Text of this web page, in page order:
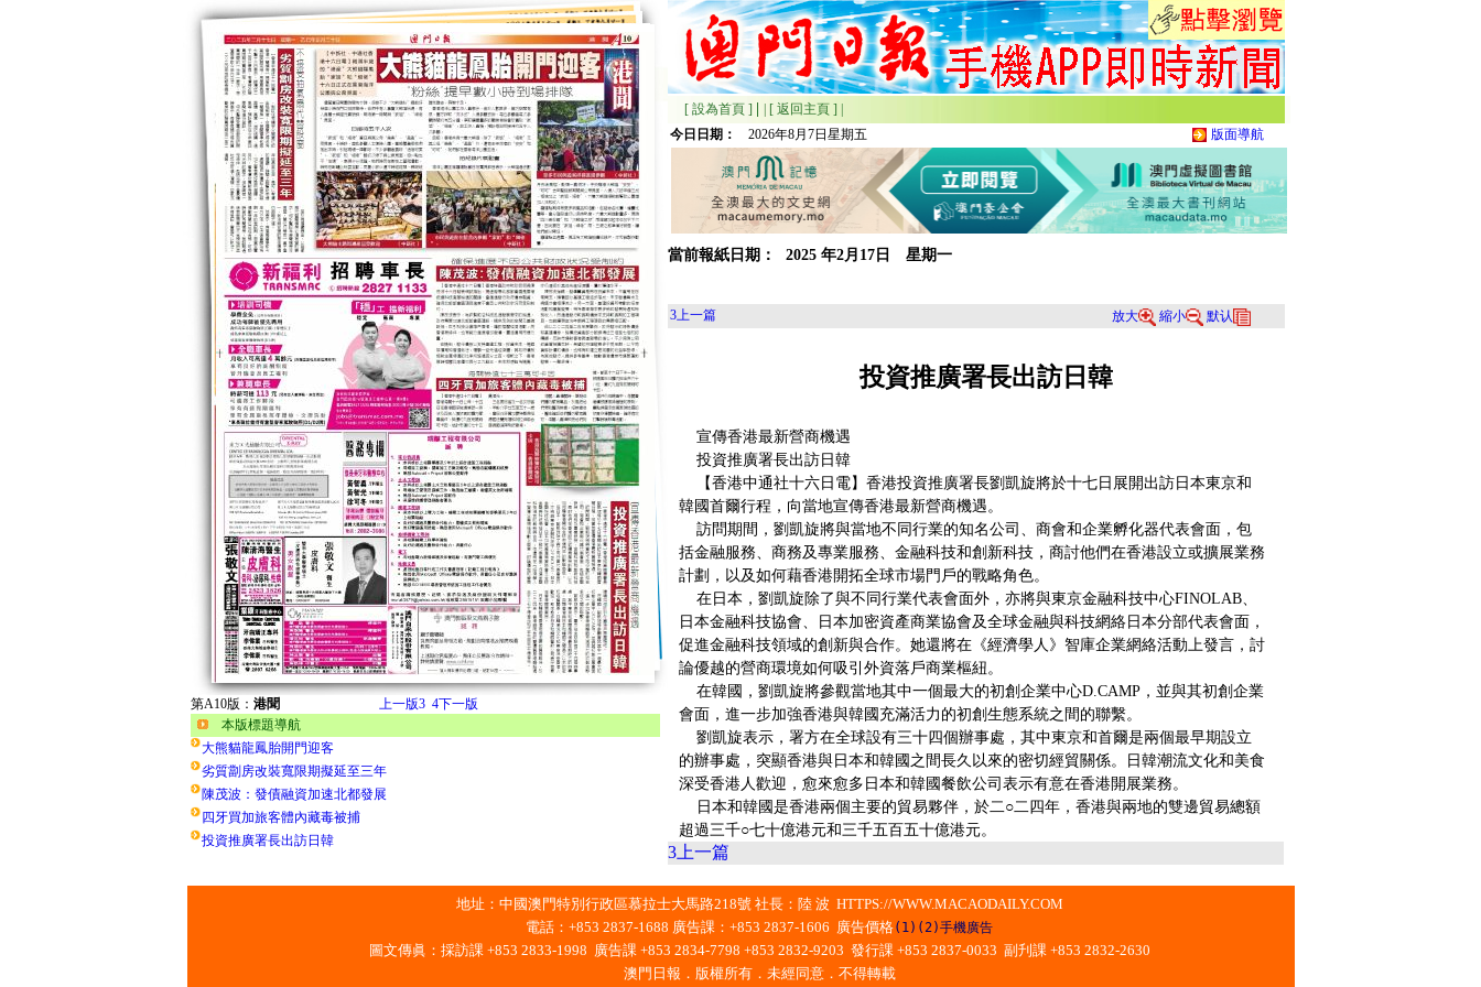
第A10版： 港聞 上一版3 4下一版
本版標題導航
大熊貓龍鳳胎開門迎客
劣質劏房改裝寬限期擬延至三年
陳茂波：發債融資加速北都發展
四牙買加旅客體內藏毒被捕
投資推廣署長出訪日韓
[ 設為首頁 ] [ 返回主頁 ]
今日日期：
2026年8月7日星期五 版面導航
當前報紙日期： 2025 年2月 17日 星期一
3上一篇 放大 縮小 默认
投資推廣署長出訪日韓
宣傳香港最新營商機遇
投資推廣署長出訪日韓
【香港中通社十六日電】香港投資推廣署長劉凱旋將於十七日展開出訪日本東京和
韓國首爾行程，向當地宣傳香港最新營商機遇。
訪問期間，劉凱旋將與當地不同行業的知名公司、商會和企業孵化器代表會面，包
括金融服務、商務及專業服務、金融科技和創新科技，商討他們在香港設立或擴展業務
計劃，以及如何藉香港開拓全球市場門戶的戰略角色。
在日本，劉凱旋除了與不同行業代表會面外，亦將與東京金融科技中心FINOLAB、
日本金融科技協會、日本加密資產商業協會及全球金融與科技網絡日本分部代表會面，
促進金融科技領域的創新與合作。她還將在《經濟學人》智庫企業網絡活動上發言，討
論優越的營商環境如何吸引外資落戶商業樞紐。
在韓國，劉凱旋將參觀當地其中一個最大的初創企業中心D.CAMP，並與其初創企業
會面，進一步加強香港與韓國充滿活力的初創生態系統之間的聯繫。
劉凱旋表示，署方在全球設有三十四個辦事處，其中東京和首爾是兩個最早期設立
的辦事處，突顯香港與日本和韓國之間長久以來的密切經貿關係。日韓潮流文化和美食
深受香港人歡迎，愈來愈多日本和韓國餐飲公司表示有意在香港開展業務。
日本和韓國是香港兩個主要的貿易夥伴，於二○二四年，香港與兩地的雙邊貿易總額
超過三千○七十億港元和三千五百五十億港元。
3 上一篇